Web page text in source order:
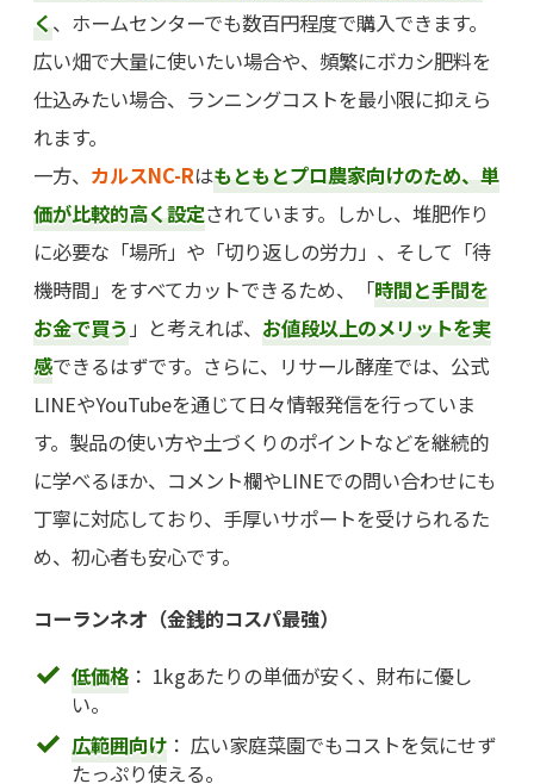
く、ホームセンターでも数百円程度で購入できます。
広い畑で大量に使いたい場合や、頻繁にボカシ肥料を
仕込みたい場合、ランニングコストを最小限に抑えら
れます。
一方、 カルスNC-Rはもともとプロ農家向けのため、単
価が比較的高く設定されています。しかし、堆肥作り
に必要な「場所」や「切り返しの労力」、そして「待
機時間」をすべてカットできるため、「時間と手間を
お金で買う」と考えれば、 お値段以上のメリットを実
感できるはずです。さらに、リサール酵産では、公式
LINEやYouTubeを通じて日々情報発信を行っていま
す。製品の使い方や土づくりのポイントなどを継続的
に学べるほか、コメント欄やLINEでの問い合わせにも
丁寧に対応しており、手厚いサポートを受けられるた
め、初心者も安心です。
コーランネオ（金銭的コスパ最強）
低価格： 1kgあたりの単価が安く、財布に優し
い。
広範囲向け： 広い家庭菜園でもコストを気にせず
たっぷり使える。